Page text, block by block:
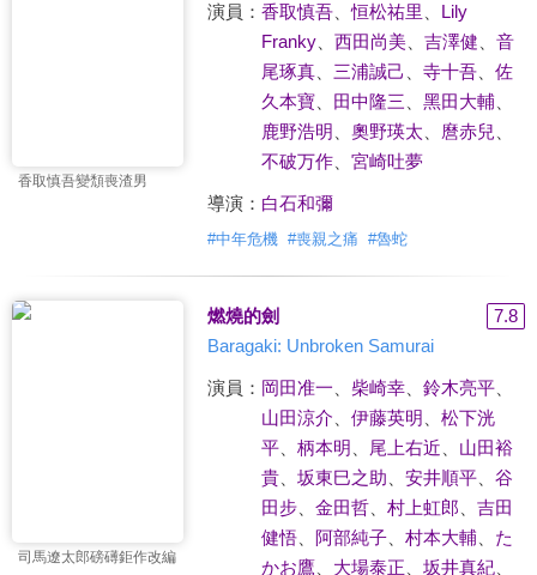
香取慎吾變頹喪渣男
演員： 香取慎吾、恒松祐里
Lily
Franky、 西田尚美、 吉澤健
音
尾琢真、 三浦誠己 寺十吾、 佐
久本寶、 田中隆三 黑田大輔、
鹿野浩明
奧野瑛太 麿赤兒
不破万作、 宮崎吐夢
導演： 白石和彌
#中年危機 #喪親之痛 #魯蛇
司馬遼太郎磅礡鉅作改編
燃燒的劍
7.8
Baragaki: Unbroken Samurai
演員： 岡田准一 柴崎幸、 鈴木亮平、
山田涼介
伊藤英明
松下洸
平、 柄本明 尾上右近
山田裕
貴、 坂東巳之助 安井順平、 谷
田步、 金田哲、 村上虹郎
吉田
健悟、 阿部純子、 村本大輔、 た
かお鷹、 大場泰正 坂井真紀、